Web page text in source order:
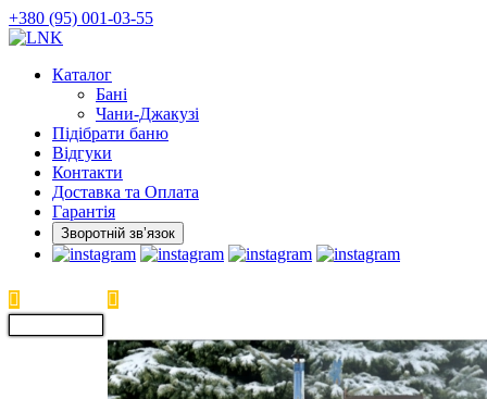
Skip
to
content
+380 (95) 001-03-55
Каталог
Бані
Чани-Джакузі
Підібрати баню
Відгуки
Контакти
Доставка та Оплата
Гарантія
Зворотній звʼязок